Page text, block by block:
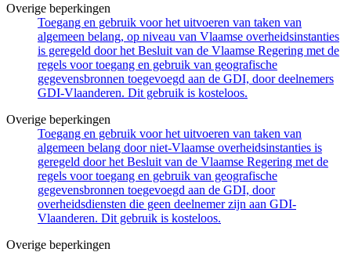
Overige beperkingen
Toegang en gebruik voor het uitvoeren van taken van
algemeen belang, op niveau van Vlaamse overheidsinstanties
is geregeld door het Besluit van de Vlaamse Regering met de
regels voor toegang en gebruik van geografische
gegevensbronnen toegevoegd aan de GDI, door deelnemers
GDI-Vlaanderen. Dit gebruik is kosteloos.
Overige beperkingen
Toegang en gebruik voor het uitvoeren van taken van
algemeen belang door niet-Vlaamse overheidsinstanties is
geregeld door het Besluit van de Vlaamse Regering met de
regels voor toegang en gebruik van geografische
gegevensbronnen toegevoegd aan de GDI, door
overheidsdiensten die geen deelnemer zijn aan GDI-
Vlaanderen. Dit gebruik is kosteloos.
Overige beperkingen